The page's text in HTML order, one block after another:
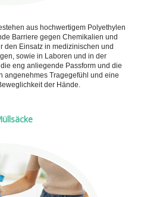
aus hochwertigem Polyethylen
Barriere gegen Chemikalien und
den Einsatz in medizinischen und
sowie in Laboren und in der
eng anliegende Passform und die
angenehmes Tragegefühl und eine
der Hände.